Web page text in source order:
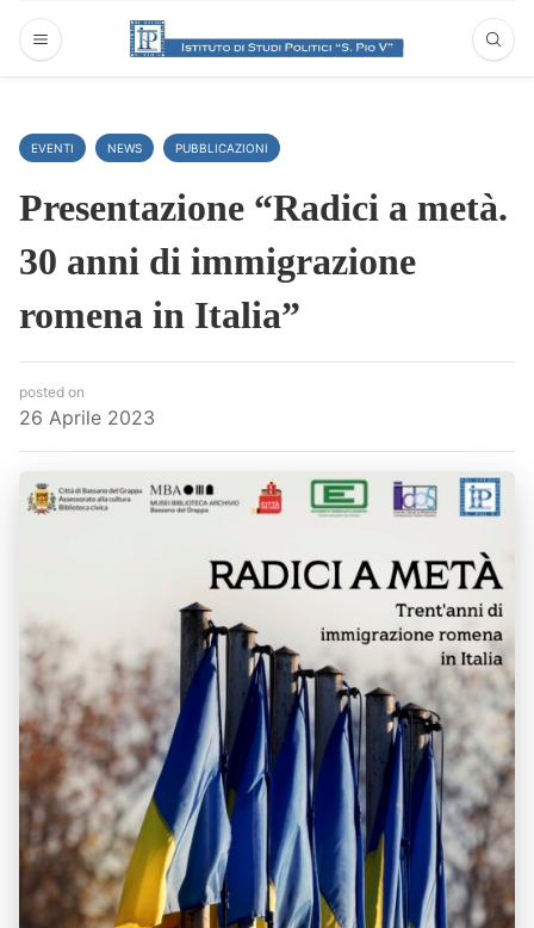
EVENTI NEWS PUBBLICAZIONI
Presentazione “Radici a metà.
30 anni di immigrazione
romena in Italia”
posted on
26 Aprile 2023